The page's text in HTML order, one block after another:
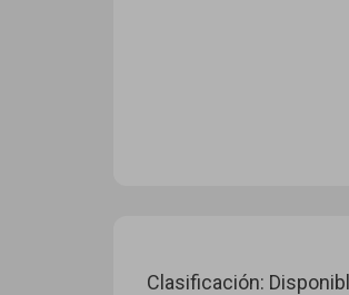
Clasificación: